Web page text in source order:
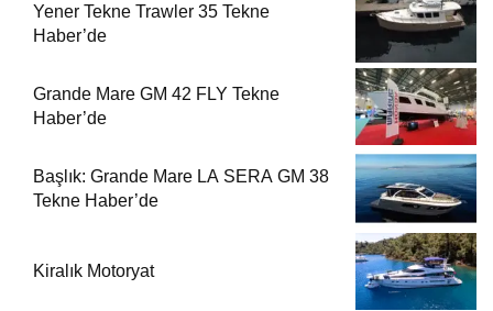
Yener Tekne Trawler 35 Tekne
Haber’de
Grande Mare GM 42 FLY Tekne
Haber’de
Başlık: Grande Mare LA SERA GM 38
Tekne Haber’de
Kiralık Motoryat